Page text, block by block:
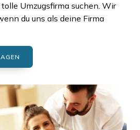
Umzugsfirma suchen. Wir
du uns als deine Firma